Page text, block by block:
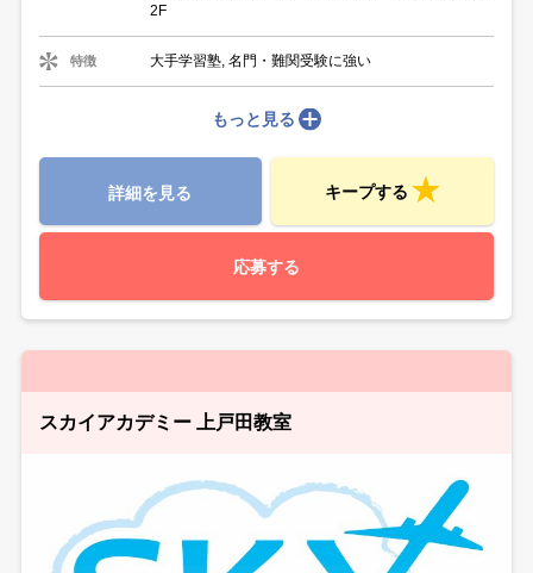
2F
特徴 大手学習塾, 名門・難関受験に強い
もっと見る
詳細を見る キープする
応募する
スカイアカデミー 上戸田教室